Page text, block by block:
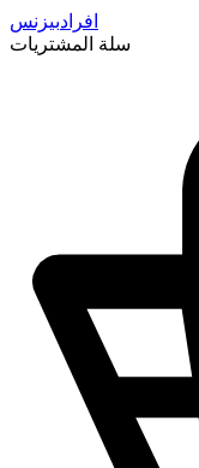
افرادبيزنس
سلة المشتريات